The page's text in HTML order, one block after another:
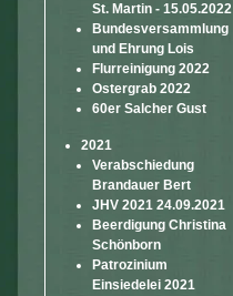
St. Martin - 15.05.2022
Bundesversammlung
und Ehrung Lois
Flurreinigung 2022
Ostergrab 2022
60er Salcher Gust
2021
Verabschiedung
Brandauer Bert
JHV 2021 24.09.2021
Beerdigung Christina
Schönborn
Patrozinium
Einsiedelei 2021